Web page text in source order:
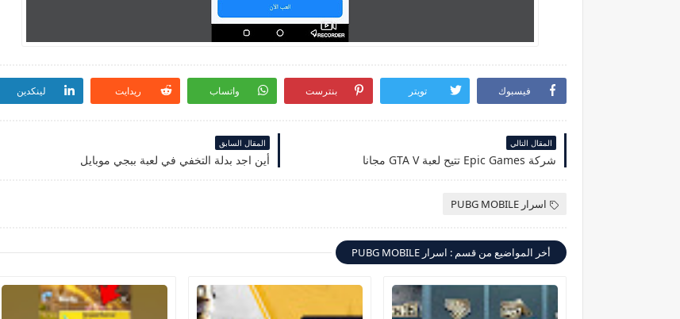
فيسبوك تويتر بنترست واتساب ريدايت لينكدين
المقال التالي
شركة Epic Games تتيح لعبة GTA V مجانا
المقال السابق
أين اجد بدلة التخفي في لعبة ببجي موبايل
اسرار PUBG MOBILE
أخر المواضيع من قسم : اسرار PUBG MOBILE